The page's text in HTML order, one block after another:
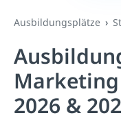
Ausbildungsplätze
2026 &